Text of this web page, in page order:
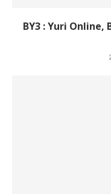
BY3 : Yuri Online,